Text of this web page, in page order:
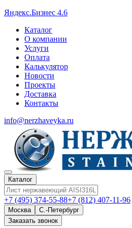
Яндекс.Бизнес 4.6
Каталог
О компании
Услуги
Оплата
Калькулятор
Новости
Проекты
Доставка
Контакты
info@nerzhaveyka.ru
Каталог
+7 (495) 374-55-88+7 (812) 407-11-96
Москва
С.-Петербург
Заказать звонок